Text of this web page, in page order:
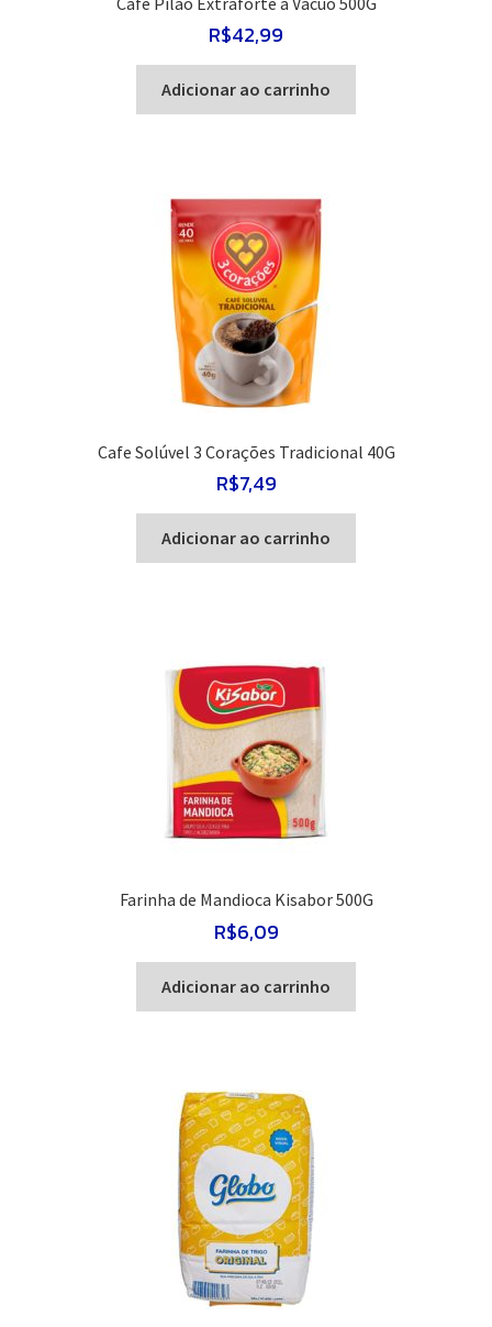
R$42,99
Adicionar ao carrinho
Cafe Solúvel 3 Corações Tradicional 40G
R$7,49
Adicionar ao carrinho
Farinha de Mandioca Kisabor 500G
R$6,09
Adicionar ao carrinho